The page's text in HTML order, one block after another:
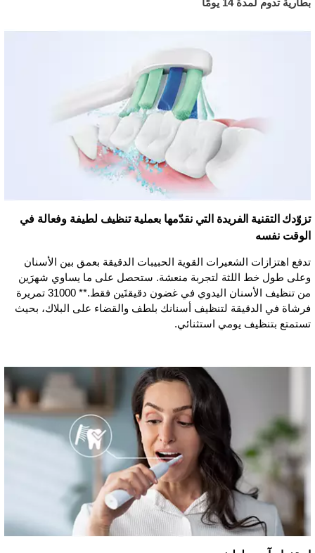
تزوّدك التقنية الفريدة التي نقدّمها بعملية تنظيف لطيفة وفعالة في
الوقت نفسه
تدفع اهتزازات الشعيرات القوية الحبيبات الدقيقة بعمق بين الأسنان
وعلى طول خط اللثة لتجربة منعشة. ستحصل على ما يساوي شهرَين
من تنظيف الأسنان اليدوي في غضون دقيقتَين فقط.** 31000 تمريرة
فرشاة في الدقيقة لتنظيف أسنانك بلطف والقضاء على البلاك، بحيث
تستمتع بتنظيف يومي استثنائي.